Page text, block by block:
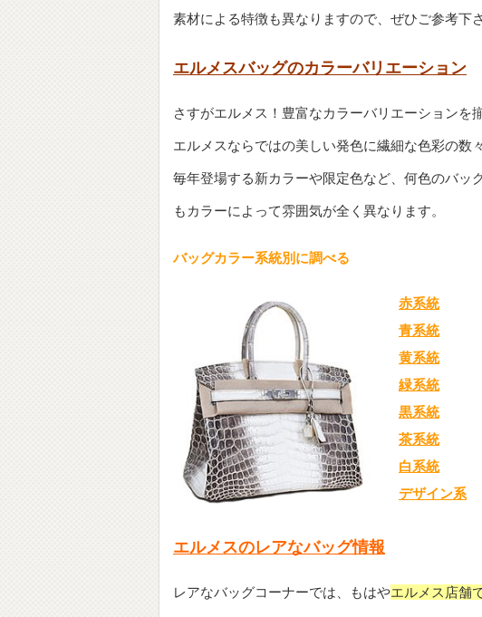
素材による特徴も異なりますので、ぜひご参考下さ
エルメスバッグのカラーバリエーション
さすがエルメス！豊富なカラーバリエーションを
エルメスならではの美しい発色に繊細な色彩の数々
毎年登場する新カラーや限定色など、何色のバッ
もカラーによって雰囲気が全く異なります。
バッグカラー系統別に調べる
赤系統
青系統
黄系統
緑系統
黒系統
茶系統
白系統
デザイン系
エルメスのレアなバッグ情報
レアなバッグコーナーでは、もはやエルメス店舗